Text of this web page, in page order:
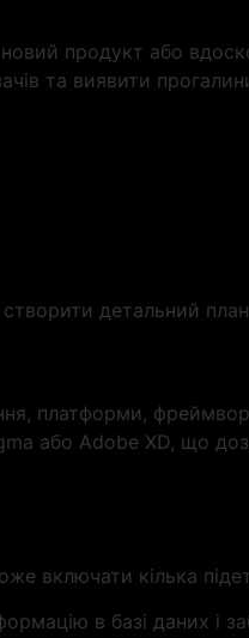
продукт або
та виявити
детальний
платформи,
або Adobe XD, що
включати кілька
в базі даних і